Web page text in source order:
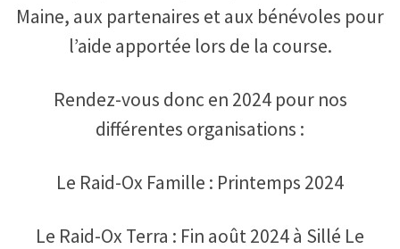
Maine, aux partenaires et aux bénévoles pour
l’aide apportée lors de la course.
Rendez-vous donc en 2024 pour nos
différentes organisations :
Le Raid-Ox Famille : Printemps 2024
Le Raid-Ox Terra : Fin août 2024 à Sillé Le